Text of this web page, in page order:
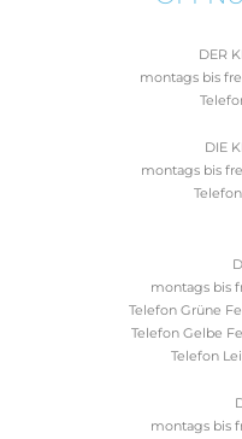
DER
montags bis
DIE
montags bis
montags bis
Telefon Grüne
Telefon Gelbe
Telefon
montags bis